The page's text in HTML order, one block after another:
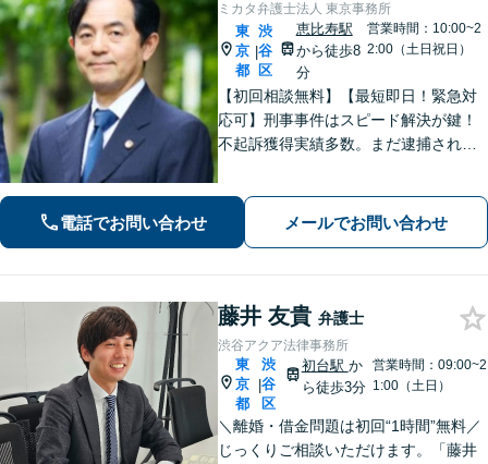
ミカタ弁護士法人 東京事務所
東
京
都
|
渋
谷
区
恵比寿駅
から徒歩8
分
営業時間：10:00~2
2:00（土日祝日）
【初回相談無料】【最短即日！緊急対
応可】刑事事件はスピード解決が鍵！
不起訴獲得実績多数。まだ逮捕されて
で電話受付中！【恵比寿駅8分】【休
日・夜間対応】
電話でお問い合わせ メールでお問い合わせ
藤井 友貴 弁護士
渋谷アクア法律事務所
東
京
都
|
渋
谷
区
初台駅 か
ら徒歩3分
営業時間：09:00~2
1:00（土日）
＼離婚・借金問題は初回“1時間”無料／
じっくりご相談いただけます。「藤井